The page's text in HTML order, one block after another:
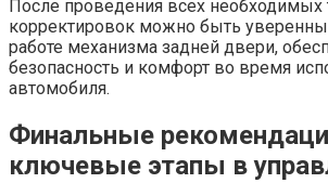
После проведения всех необходимых
корректировок можно быть
работе механизма задней двери,
безопасность и комфорт во время
автомобиля.
Финальные
ключевые этапы в